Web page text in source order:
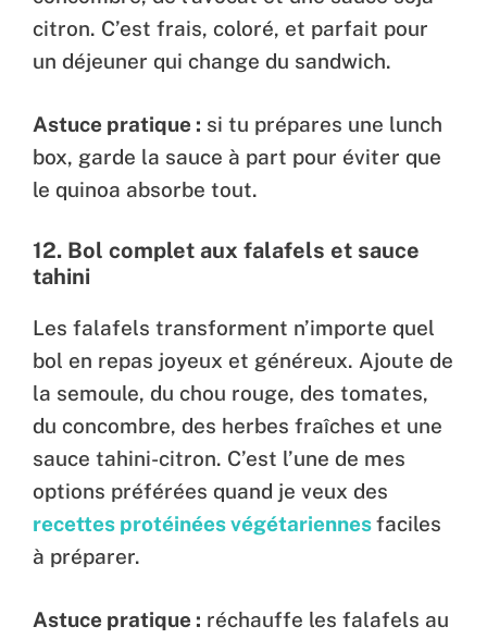
citron. C’est frais, coloré, et parfait pour
un déjeuner qui change du sandwich.
Astuce pratique : si tu prépares une lunch
box, garde la sauce à part pour éviter que
le quinoa absorbe tout.
12. Bol complet aux falafels et sauce
tahini
Les falafels transforment n’importe quel
bol en repas joyeux et généreux. Ajoute de
la semoule, du chou rouge, des tomates,
du concombre, des herbes fraîches et une
sauce tahini-citron. C’est l’une de mes
options préférées quand je veux des
recettes protéinées végétariennesfaciles
à préparer.
Astuce pratique : réchauffe les falafels au